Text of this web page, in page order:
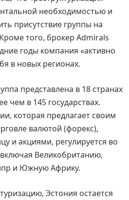
необходимостью и
присутствие группы на
того, брокер Admirals
годы компания «активно
в новых регионах.
представлена в 18 странах
чем в 145 государствах.
которая предлагает своим
валютой (форекс),
и акциями, регулируется во
Великобританию,
и Южную Африку.
Эстония остается